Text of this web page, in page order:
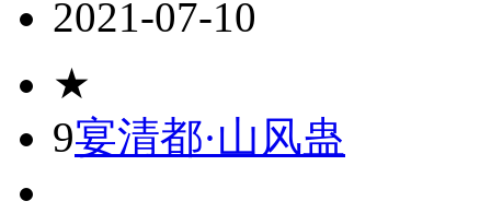
2021-07-10
★
9宴清都·山风蛊